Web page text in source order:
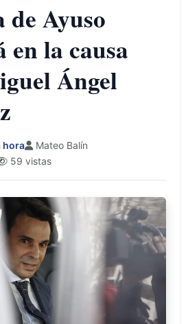
Ayuso
la causa
Ángel
hora
Mateo Balín
59 vistas